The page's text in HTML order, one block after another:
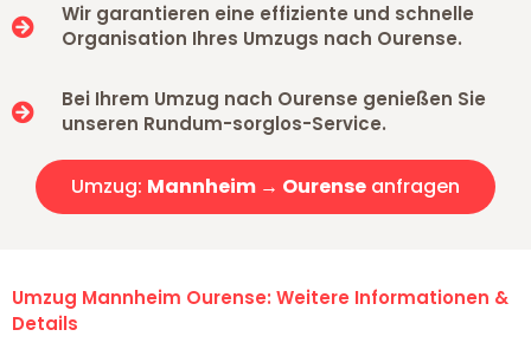
Wir garantieren eine effiziente und schnelle
Organisation Ihres Umzugs nach Ourense.
Bei Ihrem Umzug nach Ourense genießen Sie
unseren Rundum-sorglos-Service.
Umzug: Mannheim → Ourense anfragen
Umzug Mannheim Ourense: Weitere Informationen &
Details